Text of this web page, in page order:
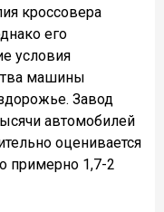
кроссовера
его
условия
машины
Завод
автомобилей
оценивается
примерно 1,7-2